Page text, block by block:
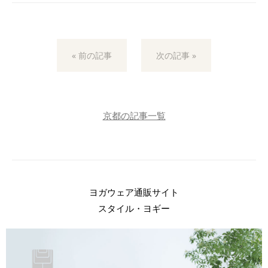
« 前の記事 次の記事 »
京都の記事一覧
ヨガウェア通販サイト
スタイル・ヨギー